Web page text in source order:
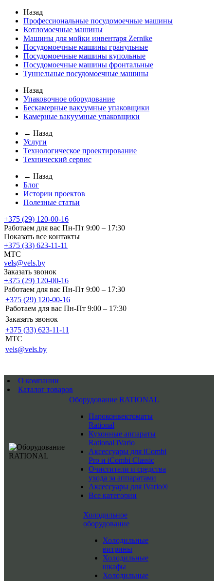
Назад
Профессиональные посудомоечные машины
Котломоечные машины
Машины для мойки инвентаря Zernike
Посудомоечные машины гранульные
Посудомоечные машины купольные
Посудомоечные машины фронтальные
Туннельные посудомоечные машины
Назад
Упаковочное оборудование
Бескамерные вакуумные упаковщики
Камерные вакуумные упаковщики
← Назад
Услуги
Технологическое проектирование
Технический сервис
← Назад
Блог
Истории проектов
Полезные статьи
+375 (29) 120-00-16
Работаем для вас Пн-Пт 9:00 – 17:30
Показать все контакты
+375 (33) 623-11-11
MTC
vels@vels.by
Заказать звонок
+375 (29) 120-00-16
Работаем для вас Пн-Пт 9:00 – 17:30
+375 (29) 120-00-16
Работаем для вас Пн-Пт 9:00 – 17:30
Заказать звонок
+375 (33) 623-11-11
MTC
vels@vels.by
О компании
Каталог товаров
Оборудование RATIONAL
Пароконвектоматы
Rational
Кухонные аппараты
Rational iVario
Аксессуары для iCombi
Pro и iCombi Classic
Очистители и средства
ухода за аппаратами
Аксессуары для iVario®
Все категории
Холодильное
оборудование
Холодильные
витрины
Холодильные
шкафы
Холодильные